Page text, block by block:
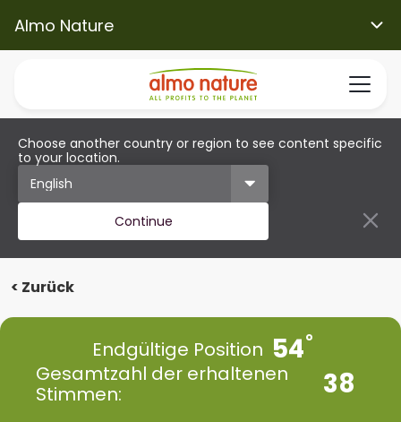
Almo Nature
Choose another country or region to see content specific
to your location.
Continue
< Zurück
Endgültige Position 54
Gesamtzahl der erhaltenen
Stimmen:
38